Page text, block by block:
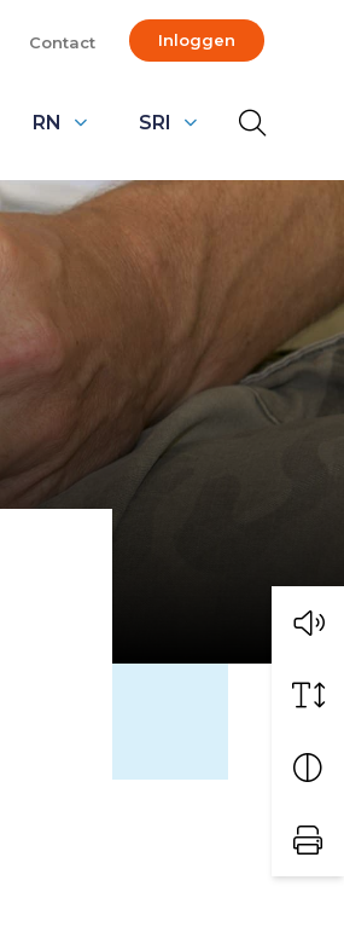
Contact Inloggen
RN SRI